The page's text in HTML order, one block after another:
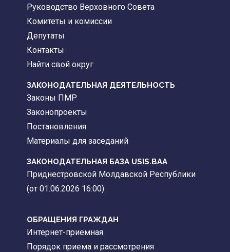
Руководство Верховного Совета
Комитеты и комиссии
Депутаты
Контакты
Найти свой округ
ЗАКОНОДАТЕЛЬНАЯ ДЕЯТЕЛЬНОСТЬ
Законы ПМР
Законопроекты
Постановления
Материалы для заседаний
ЗАКОНОДАТЕЛЬНАЯ БАЗА USIS.BAA
Приднестровской Молдавской Республики
(от 01.06.2026 16:00)
ОБРАЩЕНИЯ ГРАЖДАН
Интернет-приемная
Порядок приема и рассмотрения